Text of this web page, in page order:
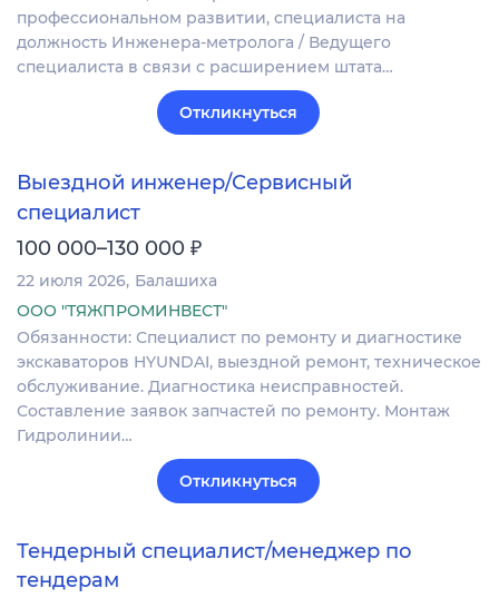
профессиональном развитии, специалиста на
должность Инженера-метролога / Ведущего
специалиста в связи с расширением штата…
Откликнуться
Выездной инженер/Сервисный
специалист
100 000–130 000 ₽
22 июля 2026 Балашиха
ООО "ТЯЖПРОМИНВЕСТ"
Обязанности: Специалист по ремонту и диагностике
экскаваторов HYUNDAI, выездной ремонт, техническое
обслуживание. Диагностика неисправностей.
Составление заявок запчастей по ремонту. Монтаж
Гидролинии…
Откликнуться
Тендерный специалист/менеджер по
тендерам